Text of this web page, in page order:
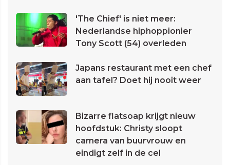
'The Chief' is niet meer:
Nederlandse hiphoppionier
Tony Scott (54) overleden
Japans restaurant met een chef
aan tafel? Doet hij nooit weer
Bizarre flatsoap krijgt nieuw
hoofdstuk: Christy sloopt
camera van buurvrouw en
eindigt zelf in de cel